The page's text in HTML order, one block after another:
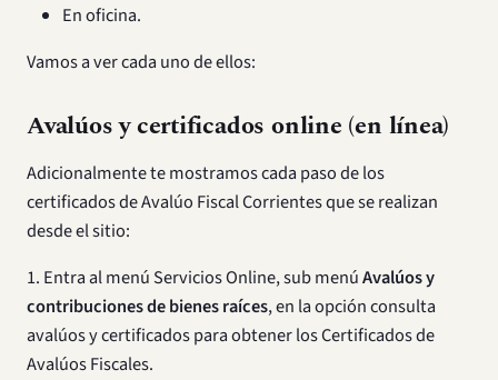
En oficina.
Vamos a ver cada uno de ellos:
Avalúos y certificados online (en línea)
Adicionalmente te mostramos cada paso de los
certificados de Avalúo Fiscal Corrientes que se realizan
desde el sitio:
1. Entra al menú Servicios Online, sub menúAvalúos y
contribuciones de bienes raíces, en la opción consulta
avalúos y certificados para obtener los Certificados de
Avalúos Fiscales.